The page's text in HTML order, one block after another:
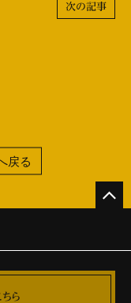
次の記事
戻る
ら